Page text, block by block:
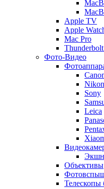
Apple TV
Apple
Mac Pro
Фото-Видео
Nikon
Sony
Leica
Объективы
Телескопы